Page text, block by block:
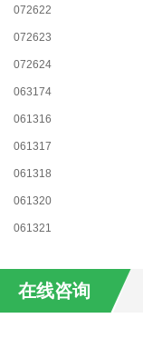
072622
072623
072624
063174
061316
061317
061318
061320
061321
在线咨询